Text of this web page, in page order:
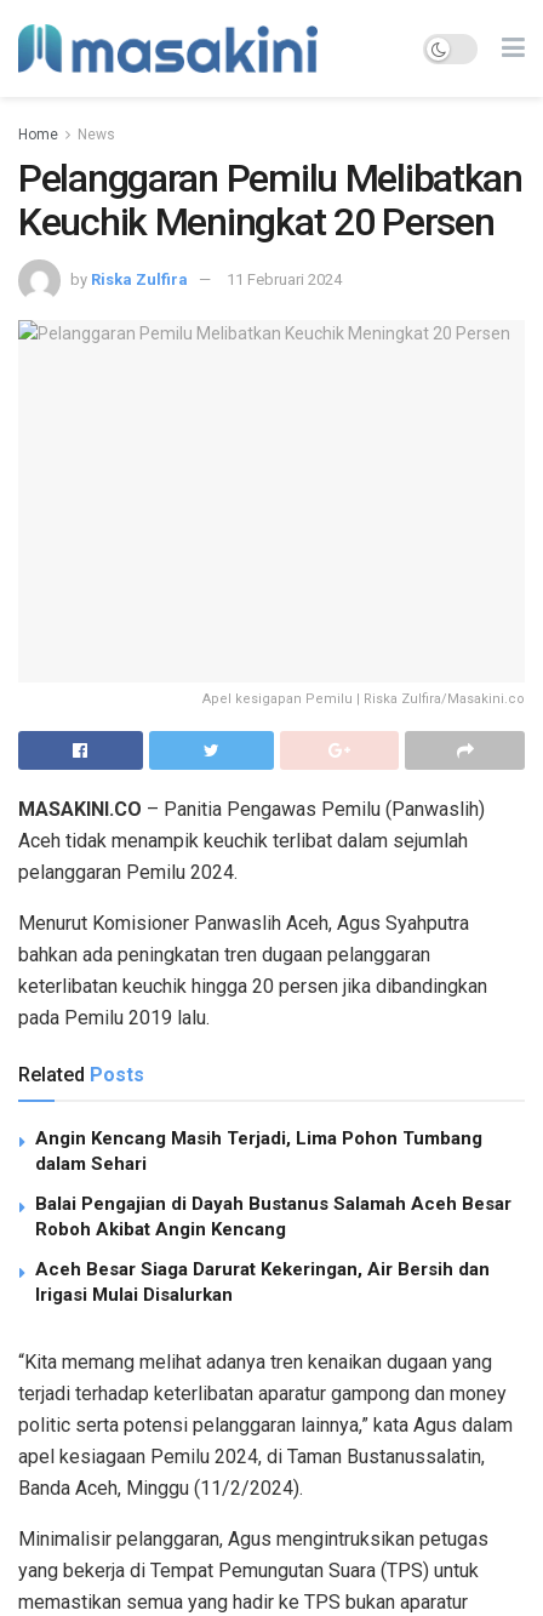
Home News
Pelanggaran Pemilu Melibatkan
Keuchik Meningkat 20 Persen
by Riska Zulfira 11 Februari 2024
Apel kesigapan Pemilu | Riska Zulfira/Masakini.co
MASAKINI.CO – Panitia Pengawas Pemilu (Panwaslih)
Aceh tidak menampik keuchik terlibat dalam sejumlah
pelanggaran Pemilu 2024.
Menurut Komisioner Panwaslih Aceh, Agus Syahputra
bahkan ada peningkatan tren dugaan pelanggaran
keterlibatan keuchik hingga 20 persen jika dibandingkan
pada Pemilu 2019 lalu.
Related Posts
Angin Kencang Masih Terjadi, Lima Pohon Tumbang
dalam Sehari
Balai Pengajian di Dayah Bustanus Salamah Aceh Besar
Roboh Akibat Angin Kencang
Aceh Besar Siaga Darurat Kekeringan, Air Bersih dan
Irigasi Mulai Disalurkan
“Kita memang melihat adanya tren kenaikan dugaan yang
terjadi terhadap keterlibatan aparatur gampong dan money
politic serta potensi pelanggaran lainnya,” kata Agus dalam
apel kesiagaan Pemilu 2024, di Taman Bustanussalatin,
Banda Aceh, Minggu (11/2/2024).
Minimalisir pelanggaran, Agus mengintruksikan petugas
yang bekerja di Tempat Pemungutan Suara (TPS) untuk
memastikan semua yang hadir ke TPS bukan aparatur